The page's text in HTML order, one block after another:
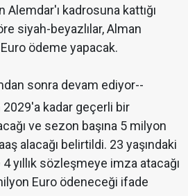
Alemdar'ı kadrosuna kattığı
siyah-beyazlılar, Alman
ödeme yapacak.
sonra devam ediyor--
2029'a kadar geçerli bir
ve sezon başına 5 milyon
alacağı belirtildi. 23 yaşındaki
yıllık sözleşmeye imza atacağı
Euro ödeneceği ifade